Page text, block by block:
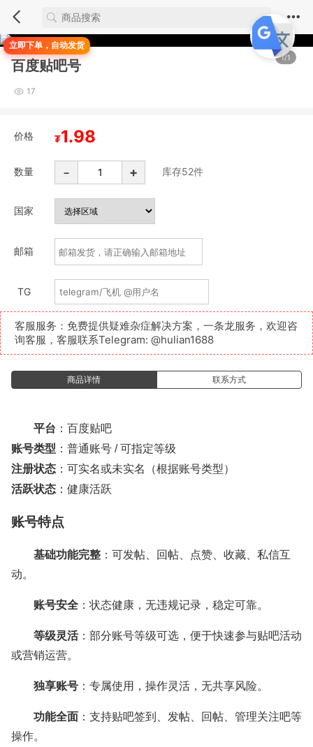
立即下单，自动发货
1/1
百度贴吧号
17
价格 ₮1.98
数量 - + 库存52件
国家
邮箱
TG
客服服务：免费提供疑难杂症解决方案，一条龙服务，欢迎咨
询客服，客服联系Telegram: @hulian1688
商品详情 联系方式
平台 ：百度贴吧
账号类型 ：普通账号 / 可指定等级
注册状态 ：可实名或未实名（根据账号类型）
活跃状态 ：健康活跃
账号特点
基础功能完整 ：可发帖、回帖、点赞、收藏、私信互
动。
账号安全 ：状态健康，无违规记录，稳定可靠。
等级灵活：部分账号等级可选，便于快速参与贴吧活动
或营销运营。
独享账号 ：专属使用，操作灵活，无共享风险。
功能全面 ：支持贴吧签到、发帖、回帖、管理关注吧等
操作。